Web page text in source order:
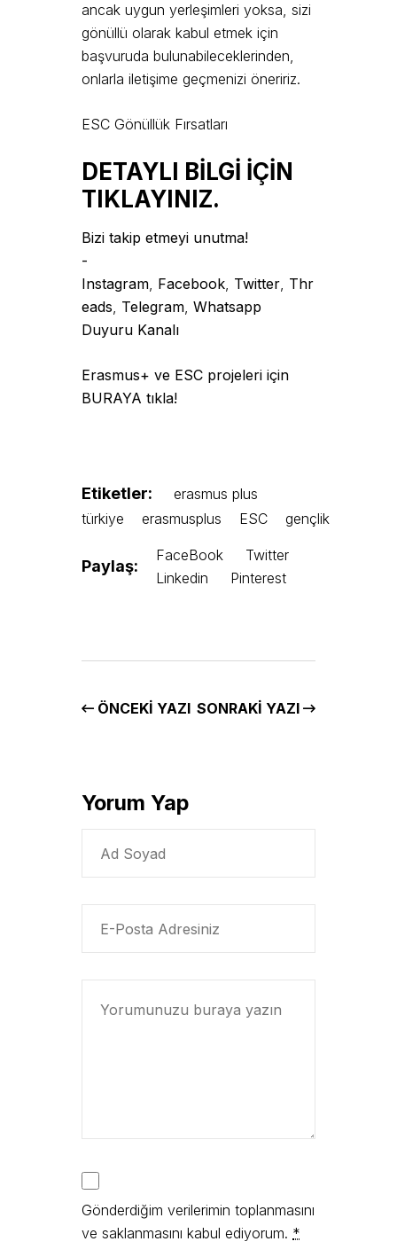
ancak uygun yerleşimleri yoksa, sizi
gönüllü olarak kabul etmek için
başvuruda bulunabileceklerinden,
onlarla iletişime geçmenizi öneririz.
ESC Gönüllük Fırsatları
DETAYLI BİLGİ İÇİN
TIKLAYINIZ.
Bizi takip etmeyi unutma!
-
Instagram, Facebook, Twitter, Thr
eads, Telegram, Whatsapp
Duyuru Kanalı
Erasmus+ ve ESC projeleri için
BURAYA tıkla!
Etiketler:
erasmus plus
türkiye
erasmusplus ESC gençlik
Paylaş:
FaceBook
Twitter
Linkedin
Pinterest
ÖNCEKI YAZI SONRAKI YAZI
Yorum Yap
Gönderdiğim verilerimin toplanmasını
ve saklanmasını kabul ediyorum. *